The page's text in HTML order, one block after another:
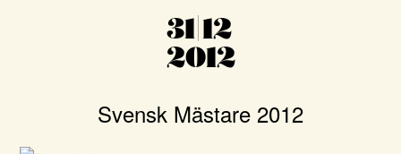
31|12
2012
Svensk Mästare 2012